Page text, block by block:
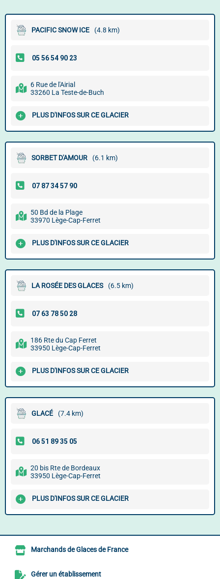
PACIFIC SNOW ICE (4.8 km)
6 Rue de l'Airial
33260 La Teste-de-Buch
PLUS D'INFOS SUR CE GLACIER
SORBET D'AMOUR (6.1 km)
50 Bd de la Plage
33970 Lège-Cap-Ferret
PLUS D'INFOS SUR CE GLACIER
LA ROSÉE DES GLACES (6.5 km)
186 Rte du Cap Ferret
33950 Lège-Cap-Ferret
PLUS D'INFOS SUR CE GLACIER
GLACÉ (7.4 km)
20 bis Rte de Bordeaux
33950 Lège-Cap-Ferret
PLUS D'INFOS SUR CE GLACIER
Marchands de Glaces de France
Gérer un établissement